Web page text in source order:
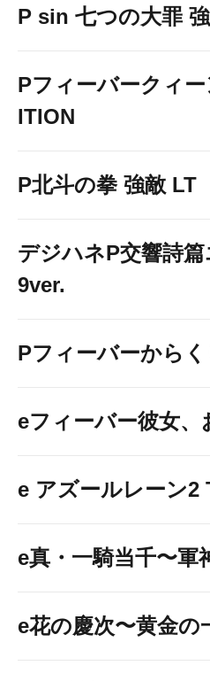
P sin 七つの大罪
Pフィーバークィ
ITION
P北斗の拳 強敵 LT
デジハネP交響詩
9ver.
Pフィーバーから
eフィーバー彼女、
e アズールレーン2
e真・一騎当千〜軍
e花の慶次〜黄金の